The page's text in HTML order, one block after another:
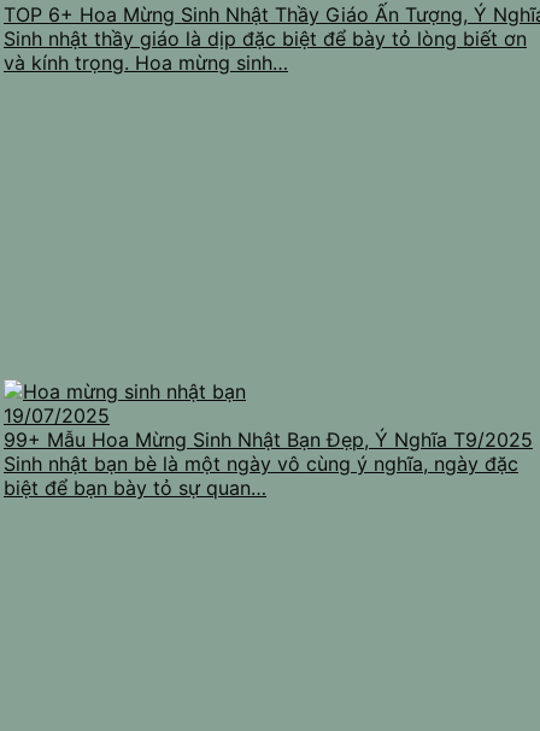
TOP 6+ Hoa Mừng Sinh Nhật Thầy Giáo Ấn Tượng, Ý
Sinh nhật thầy giáo là dịp đặc biệt để bày tỏ lòng biết ơn
và kính trọng. Hoa mừng sinh…
19/07/2025
99+ Mẫu Hoa Mừng Sinh Nhật Bạn Đẹp, Ý Nghĩa T9/2025
Sinh nhật bạn bè là một ngày vô cùng ý nghĩa, ngày đặc
biệt để bạn bày tỏ sự quan…